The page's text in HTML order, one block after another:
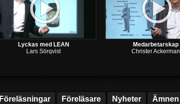
Lyckas med LEAN
Lars Sörqvist
Medarbetarskap
Christer Ackerman
Föreläsningar Föreläsare Nyheter Ämnen